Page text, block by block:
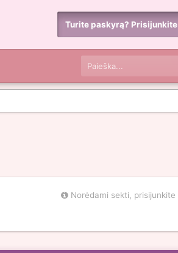
Turite paskyrą? Prisijunkite
Norėdami sekti, prisijunkite